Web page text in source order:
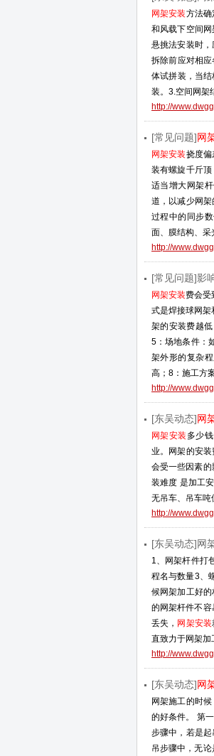
网架安装方法
和风载下空间
悬挑法安装时
拆除前应对相
体试拼装，当
装。3.空间网架
http://
[常见问题]网
网架安装挠度
装有螺旋千斤
适当增大网架
道，以减少网
过程中的同步
面、膜结构、采
http://
[常见问题]影
网架安装费会受
式是焊接球网架
架的安装费越
5：场地条件：
架外形的复杂
高；8：施工方
http://
[东吴动态]网
网架安装 多少
业。网架的安
会受一些因素
装难度 是加工
无吊车、吊车吨
http://
[东吴动态]网
1、网架杆件打
程名与数量3、
候网架加工好
的网架杆件不
丢失， 网架安装
直致力于网架加
http://
[东吴动态]网
网架施工的时
的好条件。 第
步骤中，若是
吊步骤中，无